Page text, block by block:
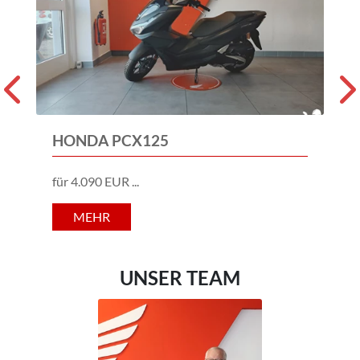
an. In unserer Werkstatt
verbinden wir
jahrzehntelange
Erfahrung mit moderner
Technik – zuverlässig,
bodenständig und ohne
unnötige Versprechen.
Was uns ausmacht, ist
unserdirekter,
Bei uns wirdoffenund
gesprochen, was
wirklich sinnvoll ist –
Außerdem haben wir
und
HONDA PCX125
für 4.090 EUR
MEHR
UNSER TEAM